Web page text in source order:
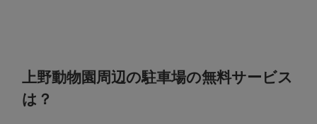
上野動物園周辺の駐車場の無料サービス
は？